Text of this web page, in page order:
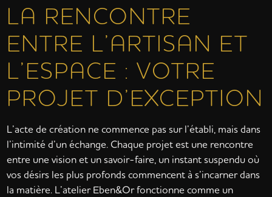
LA RENCONTRE
ENTRE L’ARTISAN ET
L’ESPACE : VOTRE
PROJET D’EXCEPTION
L’acte de création ne commence pas sur l’établi, mais dans
l’intimité d’un échange. Chaque projet est une rencontre
entre une vision et un savoir-faire, un instant suspendu où
vos désirs les plus profonds commencent à s’incarner dans
la matière. L’atelier Eben&Or fonctionne comme un